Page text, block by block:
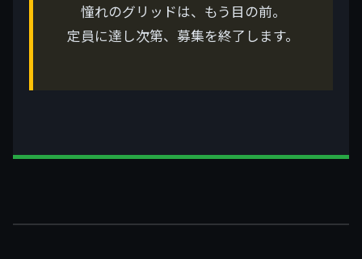
憧れのグリッドは、もう目の前。
定員に達し次第、募集を終了します。